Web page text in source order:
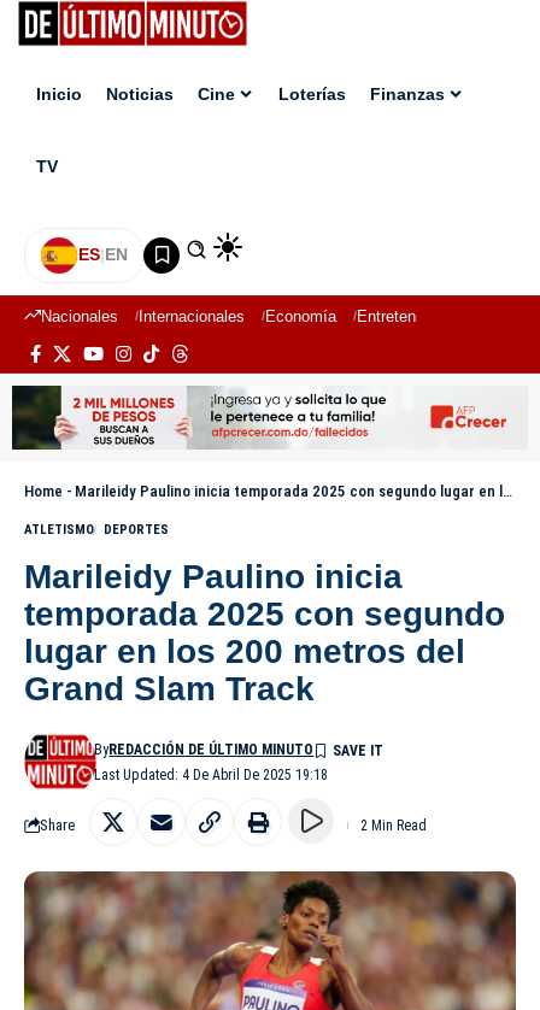
Inicio Noticias Cine Loterías Finanzas
TV
ES|EN
Nacionales Internacionales Economía Entretenimiento
Home - Marileidy Paulino inicia temporada 2025 con segundo lugar en los 200 metros del Grand Slam Track
ATLETISMO DEPORTES
Marileidy Paulino inicia
temporada 2025 con segundo
lugar en los 200 metros del
Grand Slam Track
Last Updated: 4 De Abril De 2025 19:18
ByREDACCIÓN DE ÚLTIMO MINUTO
Share 2 Min Read